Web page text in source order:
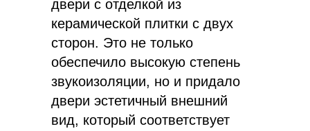
двери с отделкой из
керамической плитки с двух
сторон. Это не только
обеспечило высокую степень
звукоизоляции, но и придало
двери эстетичный внешний
вид, который соответствует